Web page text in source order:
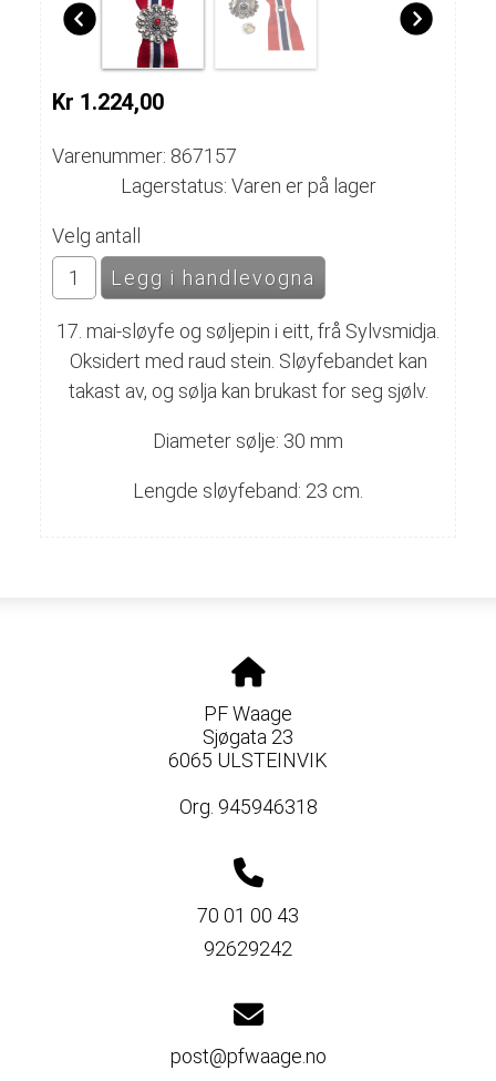
Kr 1.224,00
Varenummer: 867157
Lagerstatus: Varen er på lager
Velg antall
17. mai-sløyfe og søljepin i eitt, frå Sylvsmidja.
Oksidert med raud stein. Sløyfebandet kan
takast av, og sølja kan brukast for seg sjølv.
Diameter sølje: 30 mm
Lengde sløyfeband: 23 cm.
PF Waage
Sjøgata 23
6065 ULSTEINVIK
Org. 945946318
70 01 00 43
92629242
post@pfwaage.no